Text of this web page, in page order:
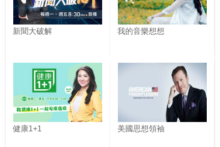
新聞大破解 我的音樂想想
健康1+1 美國思想領袖